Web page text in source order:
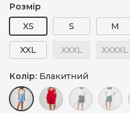
Розмір
XS
S M
XXL XXXL XXXXL
Колір: Блакитний